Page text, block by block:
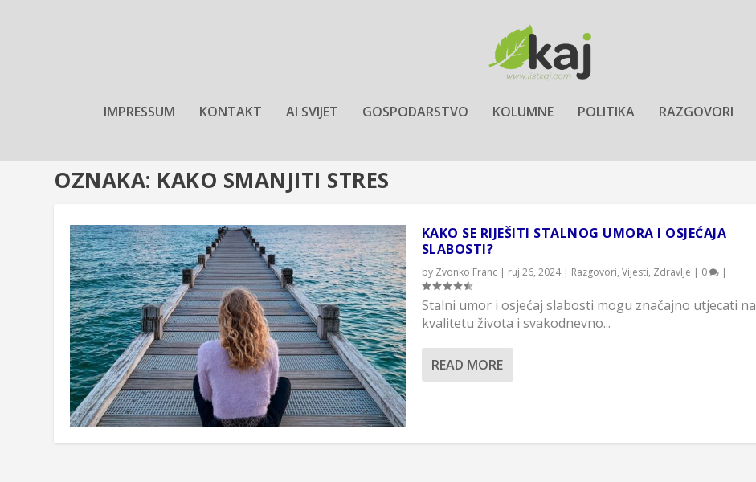
IMPRESSUM KONTAKT AI SVIJET GOSPODARSTVO KOLUMNE POLITIKA RAZGOVORI
OZNAKA: KAKO SMANJITI STRES
KAKO SE RIJEŠITI STALNOG UMORA I OSJEĆAJA
SLABOSTI?
by Zvonko Franc| ruj 26, 2024| Razgovori, Vijesti, Zdravlje | 0 |
Stalni umor i osjećaj slabosti mogu značajno utjecati na
kvalitetu života i svakodnevno...
READ MORE